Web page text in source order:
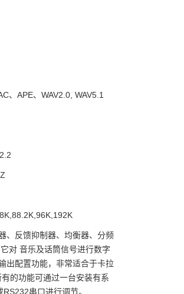
、APE、WAV2.0, WAV5.1
、反馈抑制器、均衡器、分频
对 音乐及话筒信号进行数字
出配置功能，非常适合于卡拉
的功能可通过一台安装有系
串口进行调节。